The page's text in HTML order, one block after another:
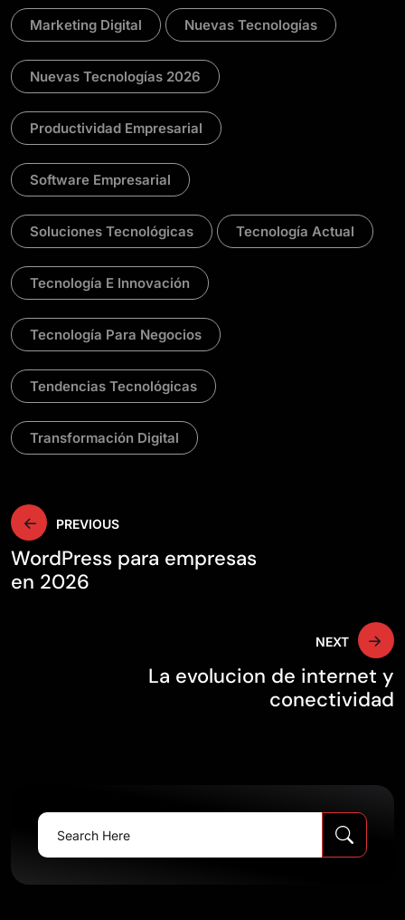
Marketing Digital Nuevas Tecnologías
Nuevas Tecnologías 2026
Productividad Empresarial
Software Empresarial
Soluciones Tecnológicas Tecnología Actual
Tecnología E Innovación
Tecnología Para Negocios
Tendencias Tecnológicas
Transformación Digital
Navegación
de
PREVIOUS
WordPress para empresas
en 2026
NEXT
La evolucion de internet y
conectividad
Search
for: